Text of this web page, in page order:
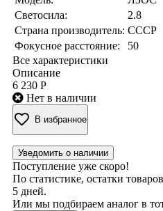
Светосила:
2.8
Страна производитель: СССР
Фокусное расстояние:
50
Все характеристики
Описание
6 230 Р
Нет в наличии
В избранное
Уведомить о наличии
Поступление уже скоро!
По статистике, остатки
5 дней.
Или мы подбираем аналог в